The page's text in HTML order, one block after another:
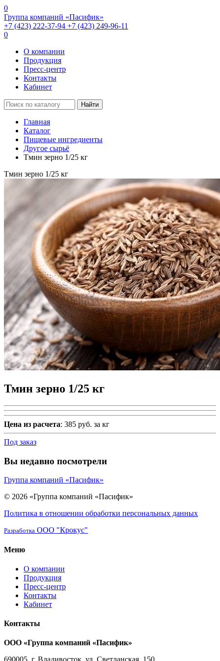
0
Группа компаний «Пасифик»
+7 (423) 222-37-94 +7 (423) 249-96-11
0
О компании
Продукция
Пресс-центр
Контакты
Кабинет
Найти
Главная
Каталог
Пищевые ингредиенты
Другое сырьё
Тмин зерно 1/25 кг
Тмин зерно 1/25 кг
Тмин зерно 1/25 кг
Цена из расчета: 385 руб. за кг
Под заказ
Вы недавно посмотрели
Группа компаний «Пасифик»
© 2026 «Группа компаний «Пасифик»
Политика в отношении обработки персональных данных
Разработка ООО "Крокус"
Меню
О компании
Продукция
Пресс-центр
Контакты
Кабинет
Контакты
ООО «Группа компаний «Пасифик»